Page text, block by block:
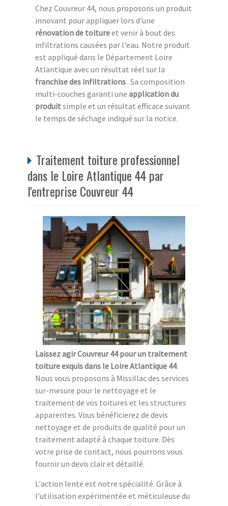
Chez Couvreur 44, nous proposons un produit
innovant pour appliquer lors d'une
rénovation de toitureet venir à bout des
infiltrations causées par l'eau. Notre produit
est appliqué dans le Département Loire
Atlantique avec un résultat réel sur la
franchise des infiltrations . Sa composition
multi-couches garanti une application du
produitsimple et un résultat efficace suivant
le temps de séchage indiqué sur la notice.
Traitement toiture professionnel
dans le Loire Atlantique 44 par
l'entreprise Couvreur 44
Laissez agir Couvreur 44 pour un traitement
toiture exquis dans le Loire Atlantique 44.
Nous vous proposons à Missillac des services
sur-mesure pour le nettoyage et le
traitement de vos toitures et les structures
apparentes. Vous bénéficierez de devis
nettoyage et de produits de qualité pour un
traitement adapté à chaque toiture. Dès
votre prise de contact, nous pourrons vous
fournir un devis clair et détaillé.
L'action lente est notre spécialité. Grâce à
l'utilisation expérimentée et méticuleuse du